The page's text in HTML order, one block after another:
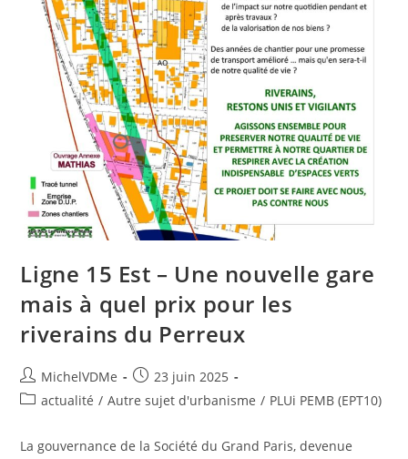
Ligne 15 Est – Une nouvelle gare
mais à quel prix pour les
riverains du Perreux
MichelVDMe
23 juin 2025
actualité / Autre sujet d'urbanisme / PLUi PEMB (EPT10)
La gouvernance de la Société du Grand Paris, devenue